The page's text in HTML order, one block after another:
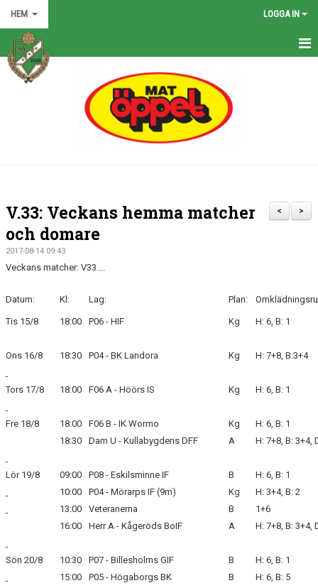
HEM LOGGA IN
HEM
KALENDER
BILDGALLERI
VÅRA LAG
>
<
V.33: Veckans hemma matcher
och domare
2017-08-14 09:43
Veckans matcher: V33....
Datum: Kl: Lag: Plan:
Tis 15/8 18:00 P06 - HIF Kg H: 6, B: 1
Ons 16/8 18:30 P04 - BK Landora Kg H: 7+8, B:3+4
Tors 17/8 18:00 F06 A - Höörs IS Kg H: 6, B: 1
Fre 18/8 18:00 F06 B - IK Wormo Kg
H: 6, B: 1
18:30
Dam U - Kullabygdens DFF A H: 7+8, B: 3+4,
Lör 19/8 09:00 P08 - Eskilsminne IF B
H: 6, B: 1
10:00
P04 - Mörarps IF (9m) Kg
H: 3+4, B: 2
13:00
Veteranerna B
1+6
16:00
Herr A - Kågeröds BoIF A H: 7+8, B: 3+4,
Sön 20/8 10:30 P07 - Billesholms GIF B
H: 6, B: 1
15:00
P05 - Högaborgs BK B H: 6, B: 5